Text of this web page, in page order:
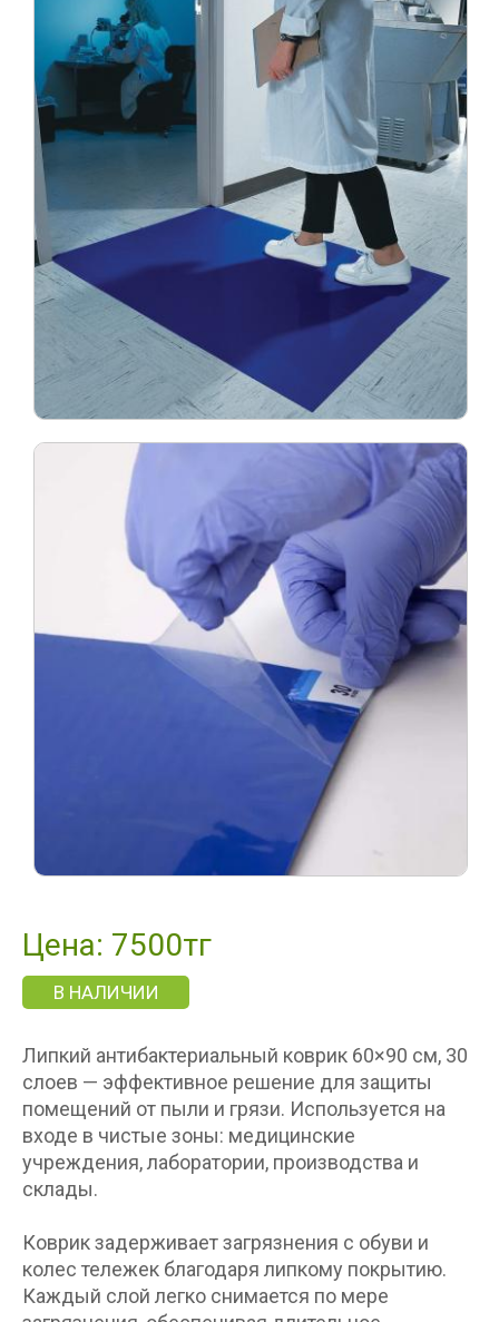
Цена: 7500тг
В НАЛИЧИИ
Липкий антибактериальный коврик 60×90 см, 30
слоев — эффективное решение для защиты
помещений от пыли и грязи. Используется на
входе в чистые зоны: медицинские
учреждения, лаборатории, производства и
склады.
Коврик задерживает загрязнения с обуви и
колес тележек благодаря липкому покрытию.
Каждый слой легко снимается по мере